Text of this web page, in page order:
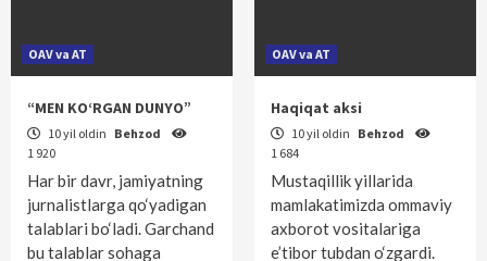
OAV va AT
“MEN KO‘RGAN DUNYO”
10 yil oldin Behzod
1 920
Har bir davr, jamiyatning
jurnalistlarga qo‘yadigan
talablari bo‘ladi. Garchand
bu talablar sohaga
OAV va AT
Haqiqat aksi
10 yil oldin Behzod
1 684
Mustaqillik yillarida
mamlakatimizda ommaviy
axborot vositalariga
e’tibor tubdan o‘zgardi.